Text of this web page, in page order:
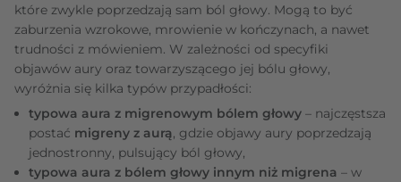
które zwykle poprzedzają sam ból głowy. Mogą to być
zaburzenia wzrokowe, mrowienie w kończynach, a nawet
trudności z mówieniem. W zależności od specyfiki
objawów aury oraz towarzyszącego jej bólu głowy,
wyróżnia się kilka typów przypadłości:
typowa aura z migrenowym bólem głowy – najczęstsza
postać migreny z aurą, gdzie objawy aury poprzedzają
jednostronny, pulsujący ból głowy,
typowa aura z bólem głowy innym niż migrena – w